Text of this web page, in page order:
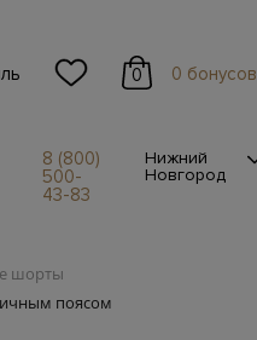
0 0 бонусов
8 (800)
500-
43-83
Нижний
Новгород
шорты
поясом